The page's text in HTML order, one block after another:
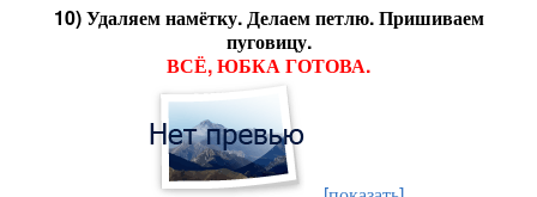
10) Удаляем намётку. Делаем петлю. Пришиваем
пуговицу.
ВСЁ, ЮБКА ГОТОВА.